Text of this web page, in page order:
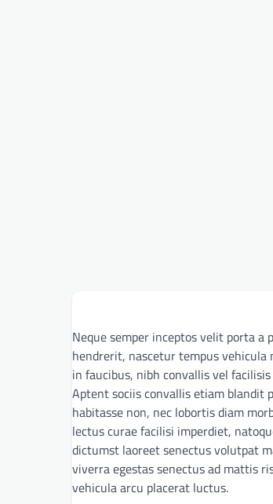
Neque semper inceptos velit porta a
hendrerit, nascetur tempus vehicula
in faucibus, nibh convallis vel
Aptent sociis convallis etiam blandit
habitasse non, nec lobortis diam
lectus curae facilisi imperdiet,
dictumst laoreet senectus volutpat
viverra egestas senectus ad mattis
vehicula arcu placerat luctus.